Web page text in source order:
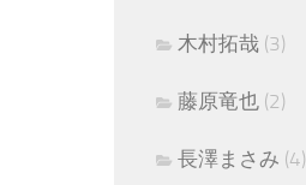
木村拓哉 (3)
藤原竜也 (2)
長澤まさみ (4)